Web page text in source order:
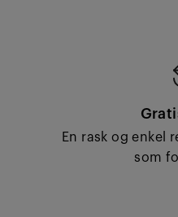
En rask og enkel
som